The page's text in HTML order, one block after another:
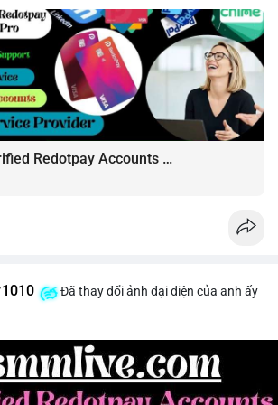
chỉ vào lệnh với rủi ro tối đa 1-2% tài
#bearishnear #selllimit #vlikenear
How to, Buy, Verified Redotpay Accounts Like a Pro
Đã thay đổi ảnh đại diện của anh ấy